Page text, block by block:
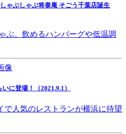
ゃぶしゃぶ将泰庵 そごう千葉店誕生
ぶ。飲めるハンバーグや低温調
に登場！（2021.9.1）
で人気のレストランが横浜に待望